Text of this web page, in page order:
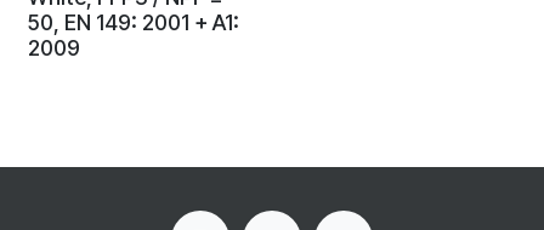
50, EN 149: 2001 + A1:
2009